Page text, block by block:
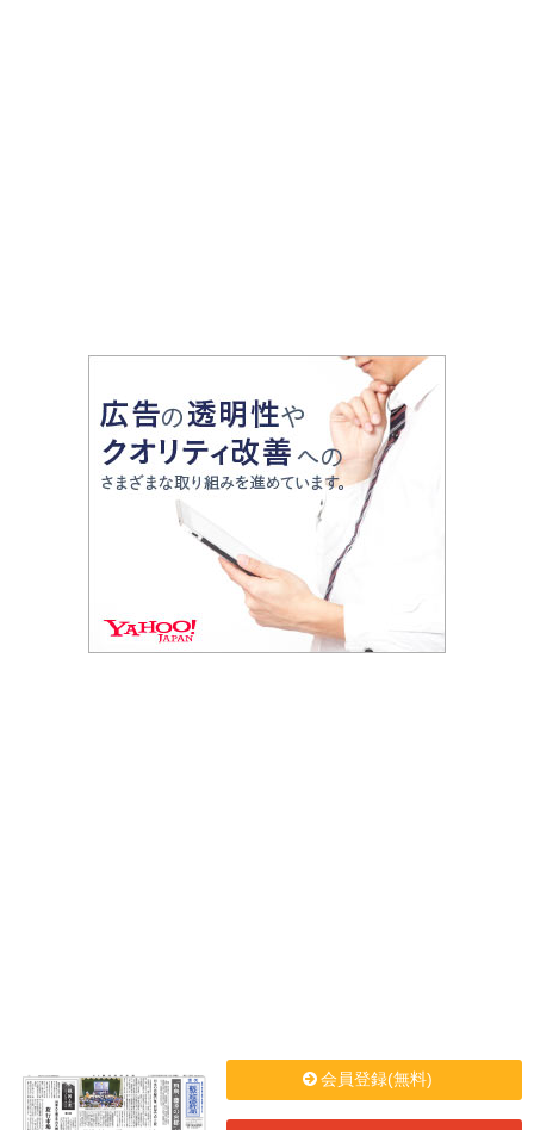
会員登録(無料)